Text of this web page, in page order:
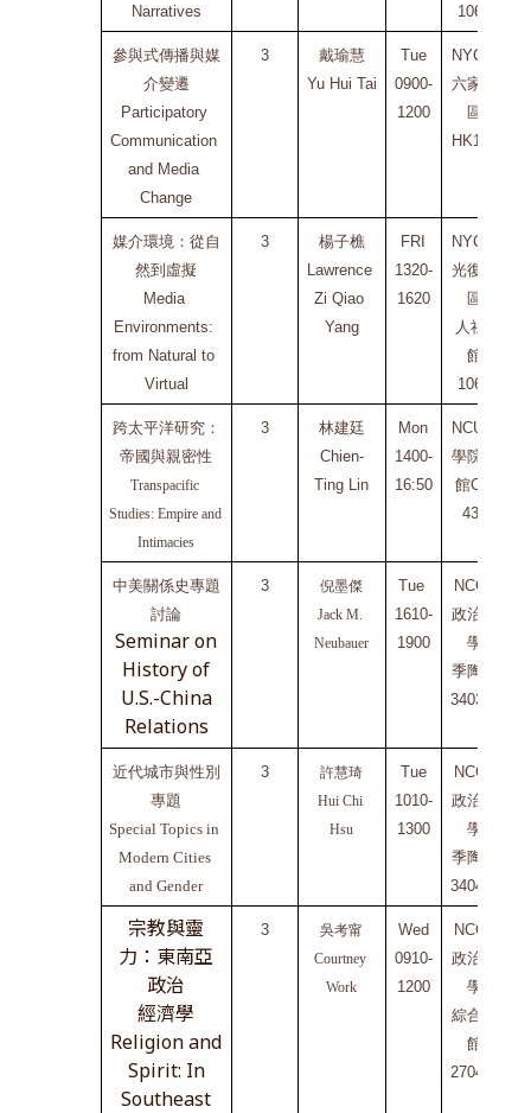
Narratives
106A
參與式傳播與媒
介變遷
Participatory
Communication
and Media
Change
3
戴瑜慧
Yu Hui Tai
Tue
0900-
1200
NYCU
六家校
區
HK105
媒介環境：從自
然到虛擬
Media
Environments:
from Natural to
Virtual
3
楊子樵
Lawrence
Zi Qiao
Yang
FRI
1320-
1620
NYCU
光復校
區
人社2
館
106A
跨太平洋研究：
帝國與親密性
Transpacific
Studies: Empire and
Intimacies
3
林建廷
Chien-
Ting Lin
Mon
1400-
16:50
NCU文
學院二
館C2-
437
中美關係史專題
討論
Seminar on
History of
U.S.-China
Relations
3
倪墨傑
Jack M.
Neubauer
Tue
1610-
1900
NCCU
政治大
學
季陶樓
340314
近代城市與性別
專題
Special Topics in
Modern Cities
and Gender
3
許慧琦
Hui Chi
Hsu
Tue
1010-
1300
NCCU
政治大
學
季陶樓
340404
宗教與靈
力：東南亞
政治
經濟學
Religion and
Spirit: In
Southeast
3
吳考甯
Courtney
Work
Wed
0910-
1200
NCCU
政治大
學
綜合院
館
270410